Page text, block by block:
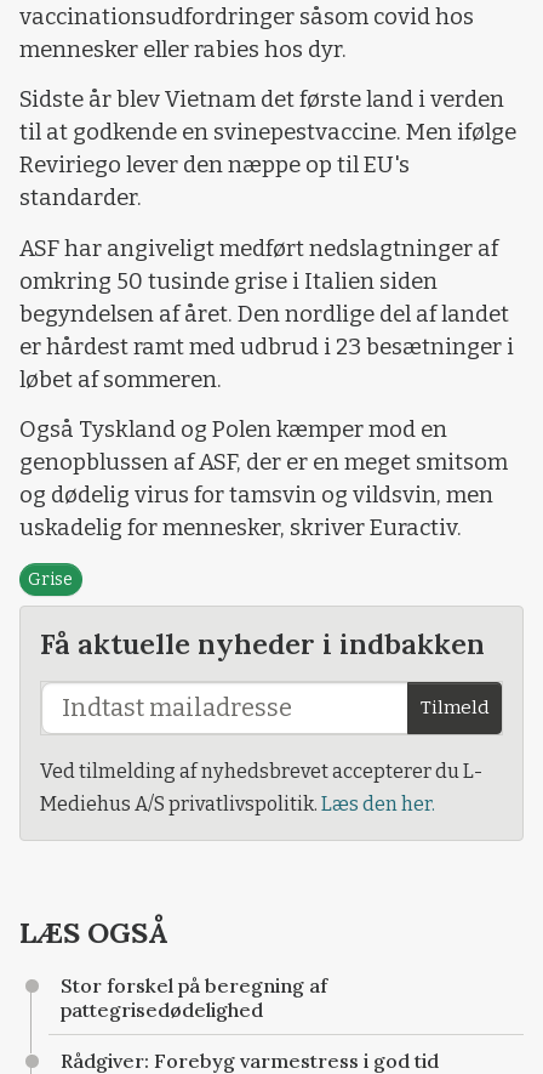
vaccinationsudfordringer såsom covid hos
mennesker eller rabies hos dyr.
Sidste år blev Vietnam det første land i verden
til at godkende en svinepestvaccine. Men ifølge
Reviriego lever den næppe op til EU's
standarder.
ASF har angiveligt medført nedslagtninger af
omkring 50 tusinde grise i Italien siden
begyndelsen af året. Den nordlige del af landet
er hårdest ramt med udbrud i 23 besætninger i
løbet af sommeren.
Også Tyskland og Polen kæmper mod en
genopblussen af ASF, der er en meget smitsom
og dødelig virus for tamsvin og vildsvin, men
uskadelig for mennesker, skriver Euractiv.
Grise
Få aktuelle nyheder i indbakken
Tilmeld
Ved tilmelding af nyhedsbrevet accepterer du L-
Mediehus A/S privatlivspolitik. Læs den her.
LÆS OGSÅ
Stor forskel på beregning af
pattegrisedødelighed
Rådgiver: Forebyg varmestress i god tid